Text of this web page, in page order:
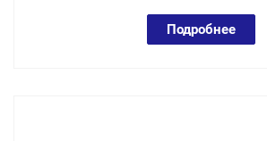
Подробнее